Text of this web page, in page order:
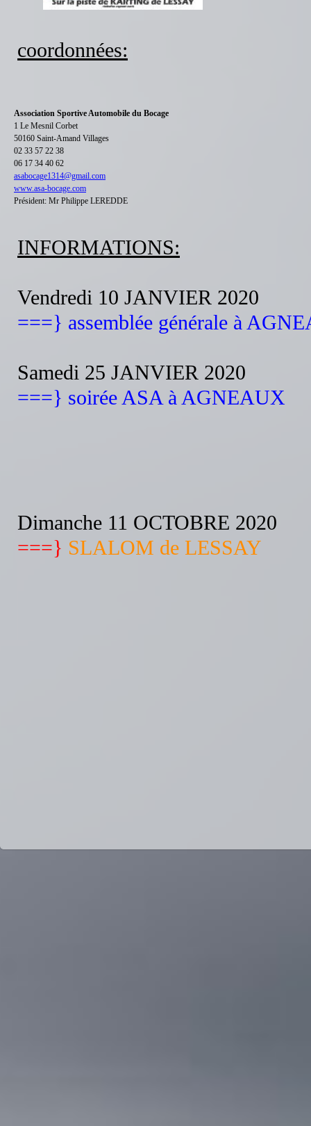
coordonnées:
Association Sportive Automobile du Bocage
1 Le Mesnil Corbet
50160 Saint-Amand Villages
02 33 57 22 38
06 17 34 40 62
asabocage1314@gmail.com
www.asa-bocage.com
Président: Mr Philippe LEREDDE
INFORMATIONS:
Vendredi 10 JANVIER 2020
===} assemblée générale à
Samedi 25 JANVIER 2020
===} soirée ASA à AGNEAUX
Dimanche 11 OCTOBRE 2020
===} SLALOM de LESSAY